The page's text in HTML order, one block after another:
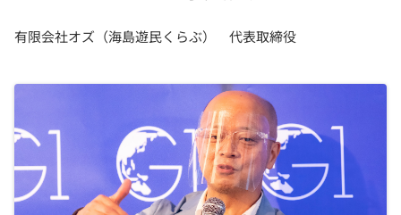
有限会社オズ（海島遊民くらぶ） 代表取締役